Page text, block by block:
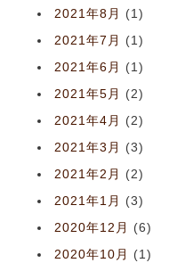
2021年8月
(1)
2021年7月
(1)
2021年6月
(1)
2021年5月
(2)
2021年4月
(2)
2021年3月
(3)
2021年2月
(2)
2021年1月
(3)
2020年12月
(6)
2020年10月
(1)